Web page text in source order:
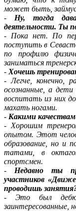
может быть,
- Ну, тогда
деятельности. Ты
- Пока нет. По
поступить в
по профилю
заниматься
- Хочешь
-Легче, конечно,
осознанные, а
воспитать из них
махать ногами.
- Какими
- Хорошим
опытом. Этот
образование, но и
татами, в
спортсмен.
- Недавно ты
участников
проводишь
-Это был
заинтересованные,